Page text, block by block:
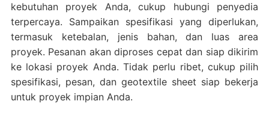
kebutuhan proyek Anda, cukup hubungi penyedia
terpercaya. Sampaikan spesifikasi yang diperlukan,
termasuk ketebalan, jenis bahan, dan luas area
proyek. Pesanan akan diproses cepat dan siap dikirim
ke lokasi proyek Anda. Tidak perlu ribet, cukup pilih
spesifikasi, pesan, dan geotextile sheet siap bekerja
untuk proyek impian Anda.